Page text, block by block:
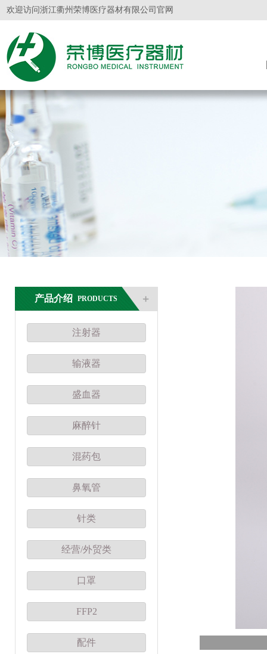
欢迎访问浙江衢州荣博医疗器材有限公司官网
产品介绍 PRODUCTS
注射器
输液器
盛血器
麻醉针
混药包
鼻氧管
针类
经营/外贸类
口罩
FFP2
配件